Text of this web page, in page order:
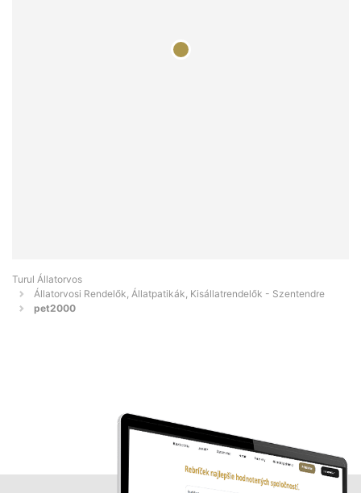
Turul Állatorvos
Állatorvosi Rendelők, Állatpatikák, Kisállatrendelők - Szentendre
pet2000